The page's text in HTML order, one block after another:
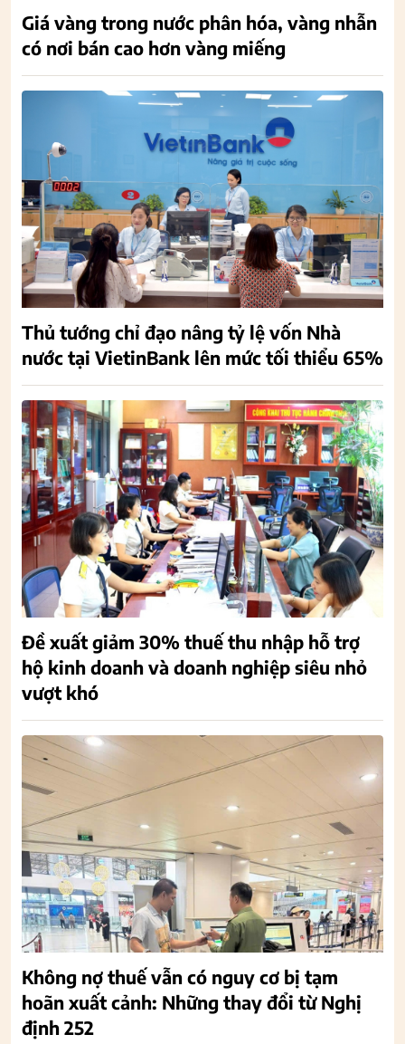
Giá vàng trong nước phân hóa, vàng nhẫn
có nơi bán cao hơn vàng miếng
Thủ tướng chỉ đạo nâng tỷ lệ vốn Nhà
nước tại VietinBank lên mức tối thiểu 65%
Đề xuất giảm 30% thuế thu nhập hỗ trợ
hộ kinh doanh và doanh nghiệp siêu nhỏ
vượt khó
Không nợ thuế vẫn có nguy cơ bị tạm
hoãn xuất cảnh: Những thay đổi từ Nghị
định 252